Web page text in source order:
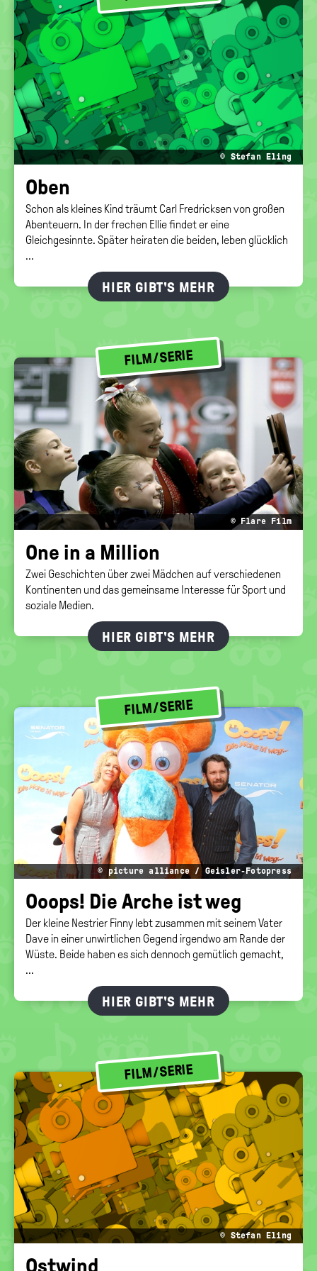
politische
Bildung
© Stefan Eling
Oben
Schon als kleines Kind träumt Carl Fredricksen von großen
Abenteuern. In der frechen Ellie findet er eine
Gleichgesinnte. Später heiraten die beiden, leben glücklich
...
HIER GIBT'S MEHR
FILM/SERIE
© Flare Film
One in a Mil­li­on
Zwei Geschichten über zwei Mädchen auf verschiedenen
Kontinenten und das gemeinsame Interesse für Sport und
soziale Medien.
HIER GIBT'S MEHR
FILM/SERIE
© picture alliance / Geisler-Fotopress
Ooops! Die Arche ist weg
Der kleine Nestrier Finny lebt zusammen mit seinem Vater
Dave in einer unwirtlichen Gegend irgendwo am Rande der
Wüste. Beide haben es sich dennoch gemütlich gemacht,
...
HIER GIBT'S MEHR
FILM/SERIE
© Stefan Eling
Ost­wind